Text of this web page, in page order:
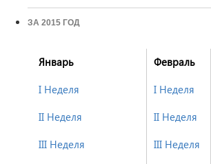
ЗА 2015 ГОД
Январь
I Неделя
II Неделя
III Неделя
Февраль
I Неделя
II Неделя
III Неделя